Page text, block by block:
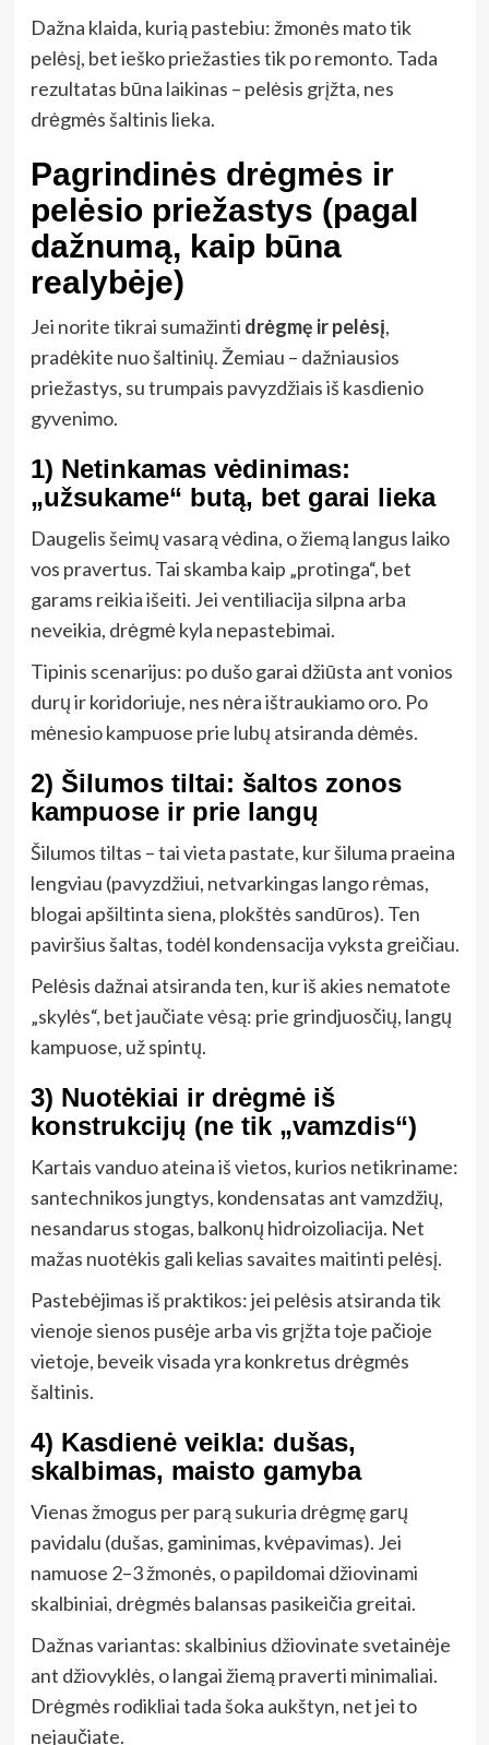
Dažna klaida, kurią pastebiu: žmonės mato tik
pelėsį, bet ieško priežasties tik po remonto. Tada
rezultatas būna laikinas – pelėsis grįžta, nes
drėgmės šaltinis lieka.
Pagrindinės drėgmės ir
pelėsio priežastys (pagal
dažnumą, kaip būna
realybėje)
Jei norite tikrai sumažinti drėgmę ir pelėsį,
pradėkite nuo šaltinių. Žemiau – dažniausios
priežastys, su trumpais pavyzdžiais iš kasdienio
gyvenimo.
1) Netinkamas vėdinimas:
„užsukame“ butą, bet garai lieka
Daugelis šeimų vasarą vėdina, o žiemą langus laiko
vos pravertus. Tai skamba kaip „protinga“, bet
garams reikia išeiti. Jei ventiliacija silpna arba
neveikia, drėgmė kyla nepastebimai.
Tipinis scenarijus: po dušo garai džiūsta ant vonios
durų ir koridoriuje, nes nėra ištraukiamo oro. Po
mėnesio kampuose prie lubų atsiranda dėmės.
2) Šilumos tiltai: šaltos zonos
kampuose ir prie langų
Šilumos tiltas – tai vieta pastate, kur šiluma praeina
lengviau (pavyzdžiui, netvarkingas lango rėmas,
blogai apšiltinta siena, plokštės sandūros). Ten
paviršius šaltas, todėl kondensacija vyksta greičiau.
Pelėsis dažnai atsiranda ten, kur iš akies nematote
„skylės“, bet jaučiate vėsą: prie grindjuosčių, langų
kampuose, už spintų.
3) Nuotėkiai ir drėgmė iš
konstrukcijų (ne tik „vamzdis“)
Kartais vanduo ateina iš vietos, kurios netikriname:
santechnikos jungtys, kondensatas ant vamzdžių,
nesandarus stogas, balkonų hidroizoliacija. Net
mažas nuotėkis gali kelias savaites maitinti pelėsį.
Pastebėjimas iš praktikos: jei pelėsis atsiranda tik
vienoje sienos pusėje arba vis grįžta toje pačioje
vietoje, beveik visada yra konkretus drėgmės
šaltinis.
4) Kasdienė veikla: dušas,
skalbimas, maisto gamyba
Vienas žmogus per parą sukuria drėgmę garų
pavidalu (dušas, gaminimas, kvėpavimas). Jei
namuose 2–3 žmonės, o papildomai džiovinami
skalbiniai, drėgmės balansas pasikeičia greitai.
Dažnas variantas: skalbinius džiovinate svetainėje
ant džiovyklės, o langai žiemą praverti minimaliai.
Drėgmės rodikliai tada šoka aukštyn, net jei to
nejaučiate.